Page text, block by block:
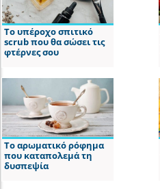
Το υπέροχο σπιτικό
scrub που θα σώσει τις
φτέρνες σου
Το αρωματικό ρόφημα
που καταπολεμά τη
δυσπεψία